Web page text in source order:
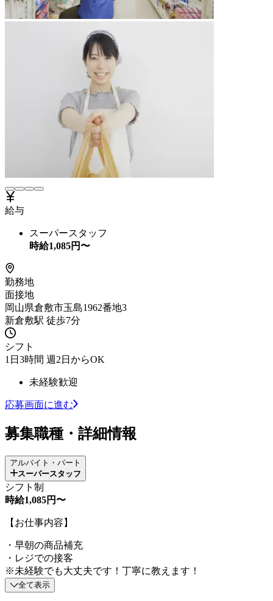
給与
スーパースタッフ
時給1,085円〜
勤務地
面接地
岡山県倉敷市玉島1962番地3
新倉敷駅 徒歩7分
シフト
1日3時間 週2日からOK
未経験歓迎
応募画面に進む
募集職種・詳細情報
アルバイト・パート
スーパースタッフ
シフト制
時給1,085円〜
【お仕事内容】
・早朝の商品補充
・レジでの接客
※未経験でも大丈夫です！丁寧に教えます！
全て表示